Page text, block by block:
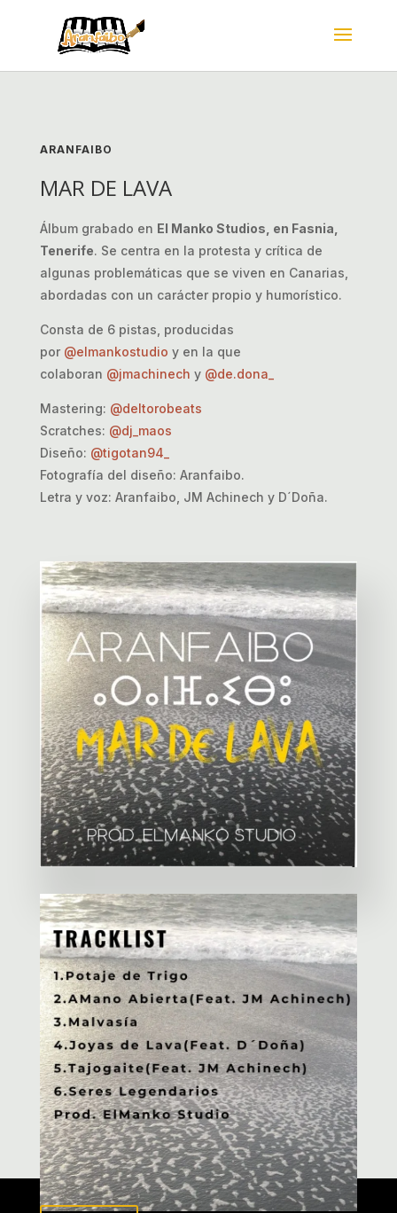
ARANFAIBO
MAR DE LAVA
Álbum grabado en El Manko Studios, en Fasnia,
Tenerife. Se centra en la protesta y crítica de
algunas problemáticas que se viven en Canarias,
abordadas con un carácter propio y humorístico.
Consta de 6 pistas, producidas
por @elmankostudio y en la que
colaboran @jmachinech y @de.dona_
Mastering: @deltorobeats
Scratches: @dj_maos
Diseño: @tigotan94_
Fotografía del diseño: Aranfaibo.
Letra y voz: Aranfaibo, JM Achinech y D´Doña.